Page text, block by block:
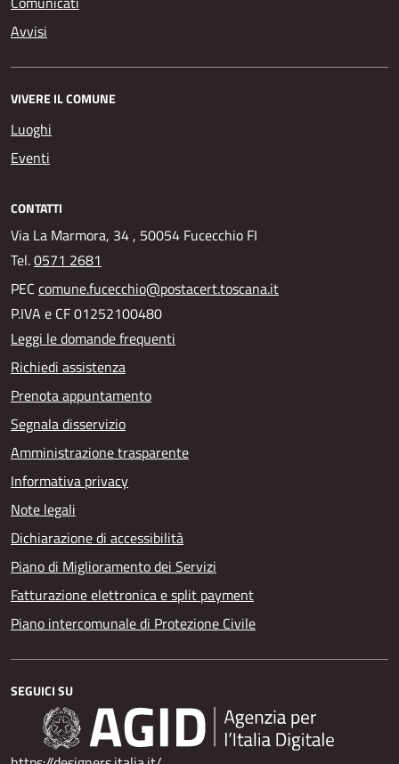
Avvisi
VIVERE IL COMUNE
Luoghi
Eventi
CONTATTI
Via La Marmora, 34 , 50054 Fucecchio FI
Tel.0571 2681
PEC comune.fucecchio@postacert.toscana.it
P.IVA e CF 01252100480
Leggi le domande frequenti
Richiedi assistenza
Prenota appuntamento
Segnala disservizio
Amministrazione trasparente
Informativa privacy
Note legali
Dichiarazione di accessibilità
Piano di Miglioramento dei Servizi
Fatturazione elettronica e split payment
Piano intercomunale di Protezione Civile
SEGUICI SU